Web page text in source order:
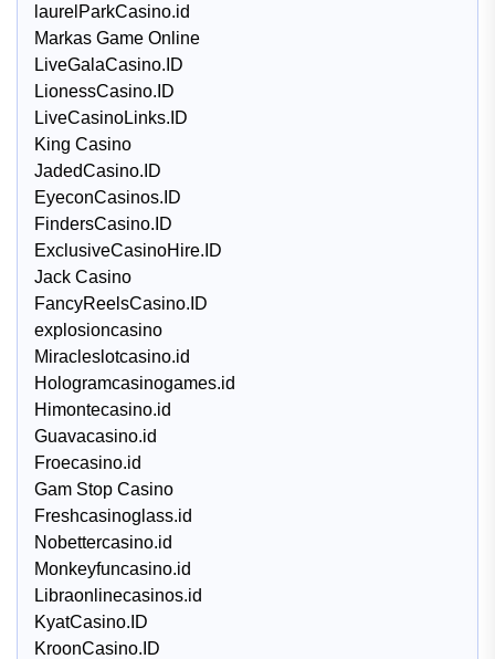
laurelParkCasino.id
Markas Game Online
LiveGalaCasino.ID
LionessCasino.ID
LiveCasinoLinks.ID
King Casino
JadedCasino.ID
EyeconCasinos.ID
FindersCasino.ID
ExclusiveCasinoHire.ID
Jack Casino
FancyReelsCasino.ID
explosioncasino
Miracleslotcasino.id
Hologramcasinogames.id
Himontecasino.id
Guavacasino.id
Froecasino.id
Gam Stop Casino
Freshcasinoglass.id
Nobettercasino.id
Monkeyfuncasino.id
Libraonlinecasinos.id
KyatCasino.ID
KroonCasino.ID